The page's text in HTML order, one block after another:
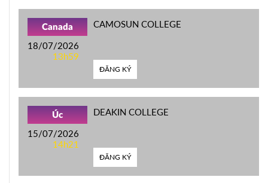
Canada
18/07/2026
13h59
CAMOSUN COLLEGE
ĐĂNG KÝ
Úc
15/07/2026
14h21
DEAKIN COLLEGE
ĐĂNG KÝ